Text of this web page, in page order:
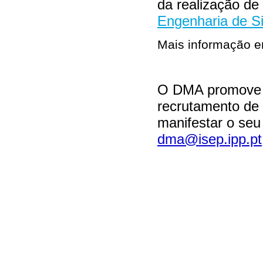
da realização
Engenharia de
Mais informação
O DMA
recrutamento
manifestar o
dma@isep.ipp.pt